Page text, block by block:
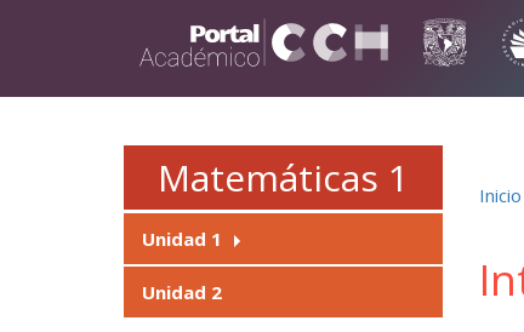
Matemáticas 1
Unidad 1
Unidad 2
Inicio